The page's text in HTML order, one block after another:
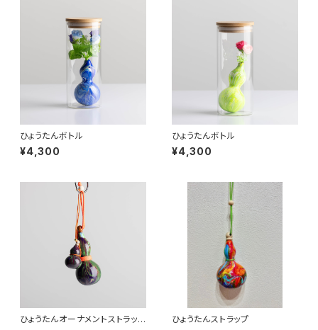
ひょうたんボトル
¥4,300
ひょうたんボトル
¥4,300
ひょうたんオーナメントストラップ
ひょうたんストラップ